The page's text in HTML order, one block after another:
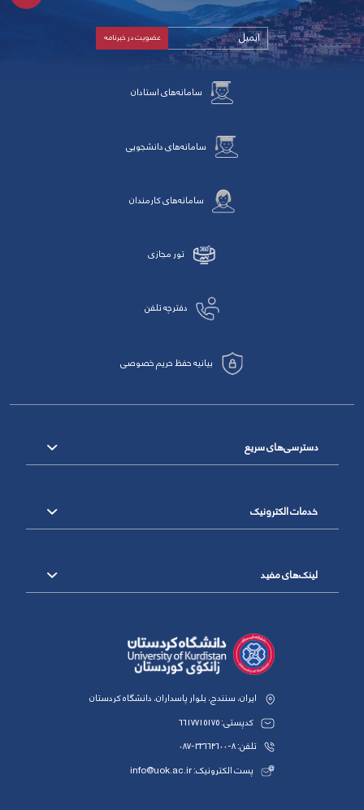
سامانه‌های استادان
سامانه‌های دانشجویی
سامانه‌های کارمندان
تور مجازی
دفترچه تلفن
بیانیه حفظ حریم خصوصی
دسترسی‌های سریع
خدمات الکترونیک
لینک‌های مفید
ایران، سنندج، بلوار پاسداران، دانشگاه کردستان
کدپستی: 6617715175
تلفن: 8-33664600-087
پست الکترونیک: info@uok.ac.ir